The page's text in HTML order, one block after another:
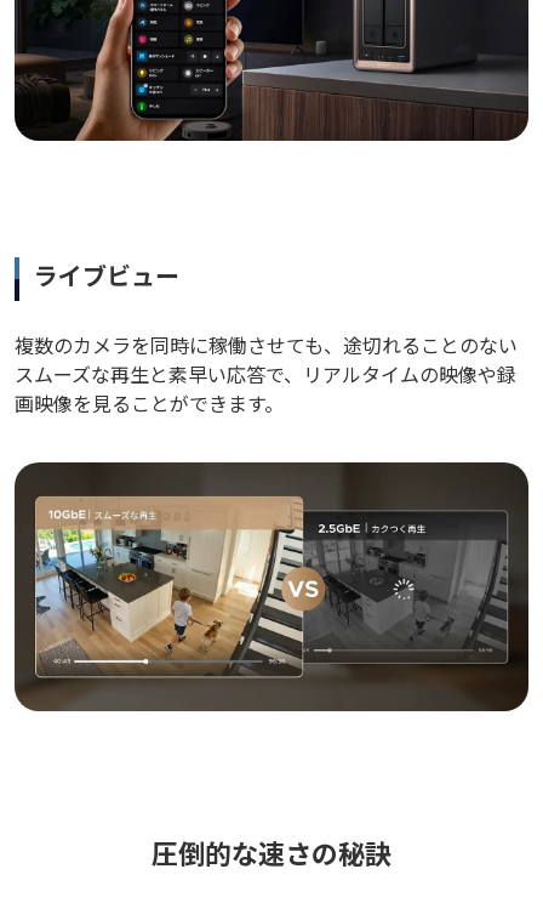
ライブビュー
複数のカメラを同時に稼働させても、途切れることのない
スムーズな再生と素早い応答で、リアルタイムの映像や録
画映像を見ることができます。
圧倒的な速さの秘訣